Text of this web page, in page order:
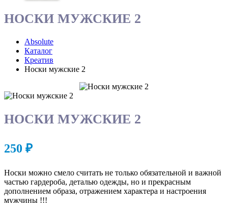
НОСКИ МУЖСКИЕ 2
Absolute
Каталог
Креатив
Носки мужские 2
НОСКИ МУЖСКИЕ 2
250 ₽
Носки можно смело считать не только обязательной и важной
частью гардероба, деталью одежды, но и прекрасным
дополнением образа, отражением характера и настроения
мужчины !!!